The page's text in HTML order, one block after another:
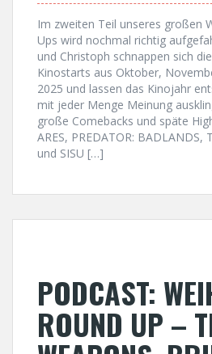
Im zweiten Teil unseres großen
Ups wird nochmal richtig
und Christoph schnappen sich
Kinostarts aus Oktober,
2025 und lassen das Kinojahr
mit jeder Menge Meinung
große Comebacks und späte
ARES, PREDATOR: BADLANDS,
und SISU […]
PODCAST:
ROUND UP –